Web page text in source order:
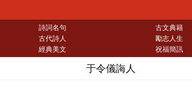
詩詞名句 古文典籍
古代詩人
勵志人生
經典美文
祝福簡訊
于令儀誨人